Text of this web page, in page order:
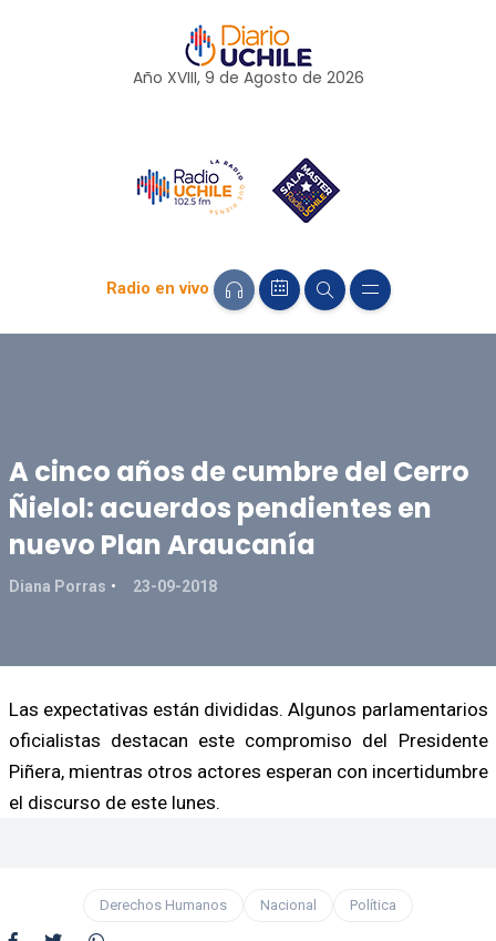
Año XVIII, 9 de Agosto de 2026
Radio en vivo
A cinco años de cumbre del Cerro
Ñielol: acuerdos pendientes en
nuevo Plan Araucanía
Diana Porras 23-09-2018
Las expectativas están divididas. Algunos parlamentarios
oficialistas destacan este compromiso del Presidente
Piñera, mientras otros actores esperan con incertidumbre
el discurso de este lunes.
Derechos Humanos Nacional Política